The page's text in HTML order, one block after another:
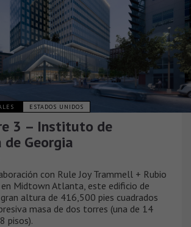
ESTADOS UNIDOS
3 – Instituto de
Georgia
con Rule Joy Trammell + Rubio
en Midtown Atlanta, este edificio de
altura de 416,500 pies cuadrados
masa de dos torres (una de 14
pisos).